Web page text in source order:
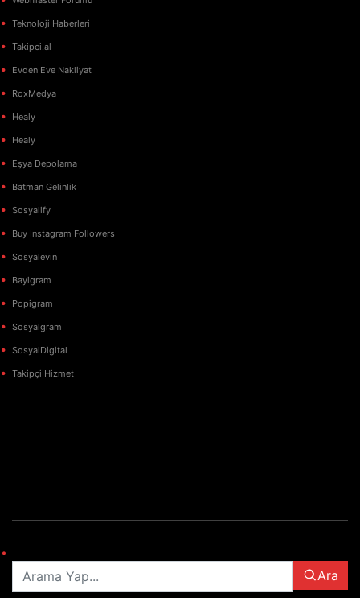
Teknoloji Haberleri
Takipci.al
Evden Eve Nakliyat
RoxMedya
Healy
Healy
Eşya Depolama
Batman Gelinlik
Sosyalify
Buy Instagram Followers
Sosyalevin
Bayigram
Popigram
Sosyalgram
SosyalDigital
Takipçi Hizmet
puro
Ara